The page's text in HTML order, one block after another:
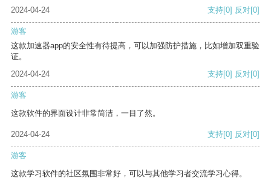
2024-04-24
支持[0] 反对[0]
游客
这款加速器app的安全性有待提高，可以加强防护措施，比如增加双重验
证。
2024-04-24
支持[0] 反对[0]
游客
这款软件的界面设计非常简洁，一目了然。
2024-04-24 支持[0] 反对[0]
游客
这款学习软件的社区氛围非常好，可以与其他学习者交流学习心得。